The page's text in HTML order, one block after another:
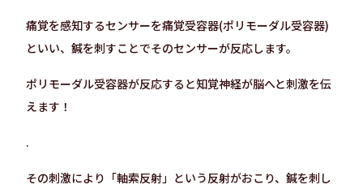
痛覚を感知するセンサーを痛覚受容器(ポリモーダル受容器)
といい、鍼を刺すことでそのセンサーが反応します。
ポリモーダル受容器が反応すると知覚神経が脳へと刺激を伝
えます！
.
その刺激により「軸索反射」という反射がおこり、鍼を刺し